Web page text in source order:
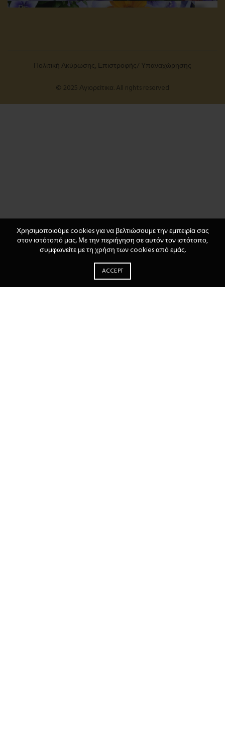
Πολιτική Ακύρωσης, Επιστροφής/ Υπαναχώρησης
© 2025 Αγιορείτικα. All rights reserved
Χρησιμοποιούμε cookies για να βελτιώσουμε την εμπειρία σας
στον ιστότοπό μας. Με την περιήγηση σε αυτόν τον ιστότοπο,
συμφωνείτε με τη χρήση των cookies από εμάς.
ACCEPT